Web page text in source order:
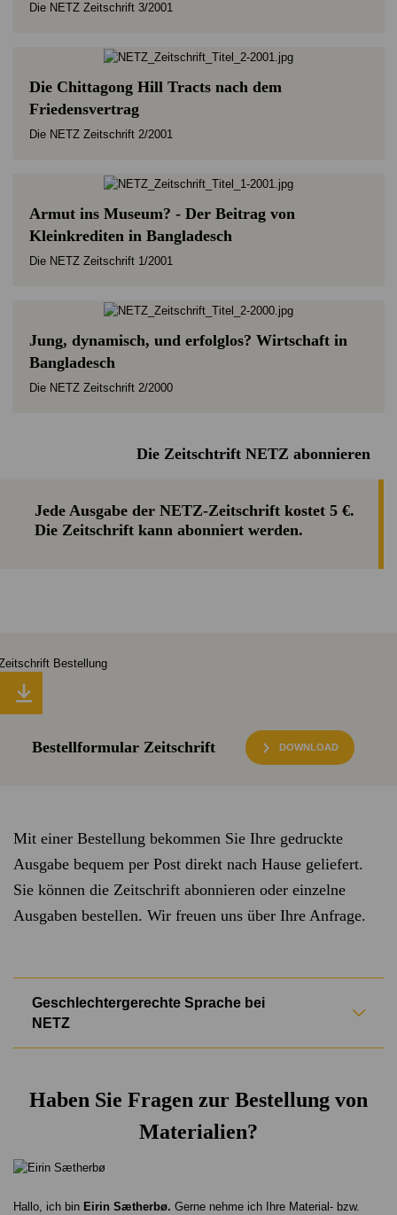
Die NETZ Zeitschrift 3/2001
Die Chittagong Hill Tracts nach dem
Friedensvertrag
Die NETZ Zeitschrift 2/2001
Armut ins Museum? - Der Beitrag von
Kleinkrediten in Bangladesch
Die NETZ Zeitschrift 1/2001
Jung, dynamisch, und erfolglos? Wirtschaft in
Bangladesch
Die NETZ Zeitschrift 2/2000
Die Zeitschtrift NETZ abonnieren
Jede Ausgabe der NETZ-Zeitschrift kostet 5 €.
Die Zeitschrift kann abonniert werden.
Bestellformular Zeitschrift DOWNLOAD
Mit einer Bestellung bekommen Sie Ihre gedruckte
Ausgabe bequem per Post direkt nach Hause geliefert.
Sie können die Zeitschrift abonnieren oder einzelne
Ausgaben bestellen. Wir freuen uns über Ihre Anfrage.
Geschlechtergerechte Sprache bei
NETZ
Sie es aus: Erzieher – denken Sie da an eine Frau, umringt von
einer Schar Kinder? Politiker – taucht da Angela Merkel vor
Ihrem geistigen Auge auf? Studien haben ergeben: wer eine
unweigerlich an einen Mann.
Bereichen unserer Gesellschaft bereits alle Personen präsent
Haben Sie Fragen zur Bestellung von
Materialien?
Hallo, ich bin Eirin Sætherbø. Gerne nehme ich Ihre Material- bzw.